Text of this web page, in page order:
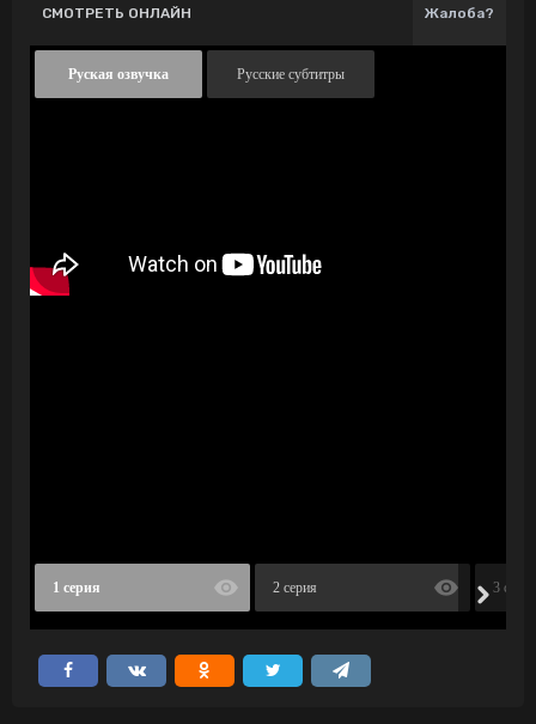
СМОТРЕТЬ ОНЛАЙН Жалоба?
Руская озвучка Русские субтитры
1 серия 2 серия 3 серия